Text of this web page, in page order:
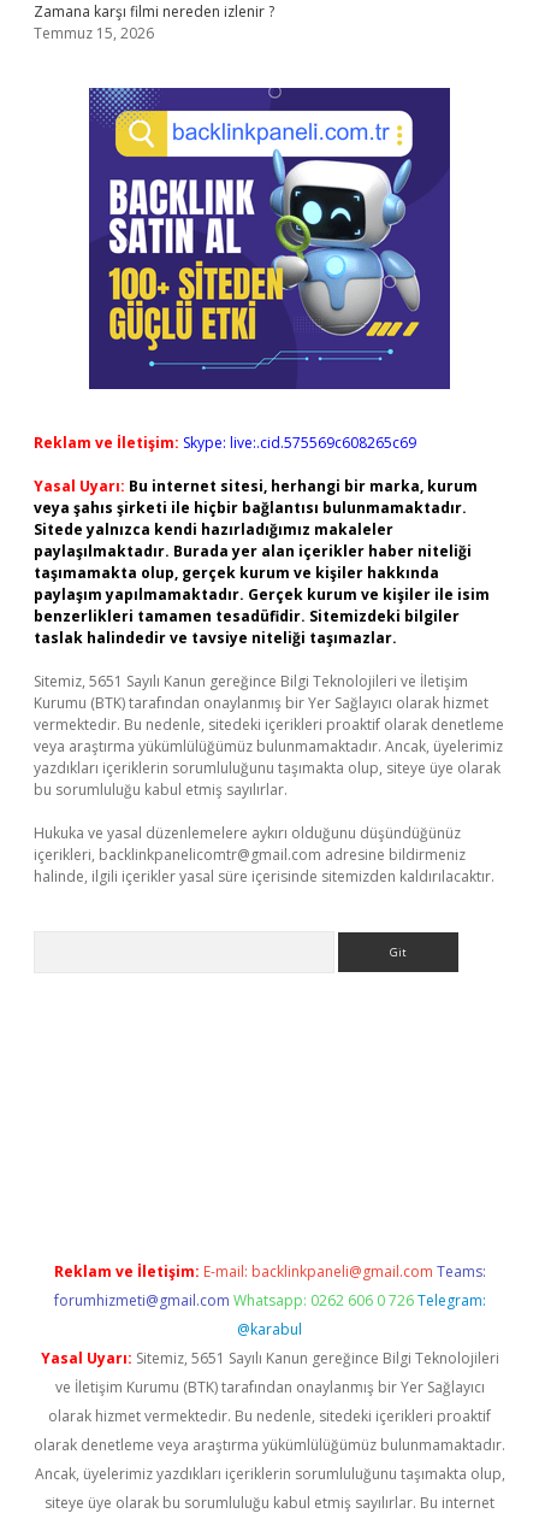
Zamana karşı filmi nereden izlenir ?
Temmuz 15, 2026
Reklam ve İletişim: Skype: live:.cid.575569c608265c69
Yasal Uyarı: Bu internet sitesi, herhangi bir marka, kurum
veya şahıs şirketi ile hiçbir bağlantısı bulunmamaktadır.
Sitede yalnızca kendi hazırladığımız makaleler
paylaşılmaktadır. Burada yer alan içerikler haber niteliği
taşımamakta olup, gerçek kurum ve kişiler hakkında
paylaşım yapılmamaktadır. Gerçek kurum ve kişiler ile isim
benzerlikleri tamamen tesadüfidir. Sitemizdeki bilgiler
taslak halindedir ve tavsiye niteliği taşımazlar.
Sitemiz, 5651 Sayılı Kanun gereğince Bilgi Teknolojileri ve İletişim
Kurumu (BTK) tarafından onaylanmış bir Yer Sağlayıcı olarak hizmet
vermektedir. Bu nedenle, sitedeki içerikleri proaktif olarak denetleme
veya araştırma yükümlülüğümüz bulunmamaktadır. Ancak, üyelerimiz
yazdıkları içeriklerin sorumluluğunu taşımakta olup, siteye üye olarak
bu sorumluluğu kabul etmiş sayılırlar.
Hukuka ve yasal düzenlemelere aykırı olduğunu düşündüğünüz
içerikleri, backlinkpanelicomtr@gmail.com adresine bildirmeniz
halinde, ilgili içerikler yasal süre içerisinde sitemizden kaldırılacaktır.
Reklam ve İletişim: E-mail: backlinkpaneli@gmail.com Teams:
forumhizmeti@gmail.com Whatsapp: 0262 606 0 726 Telegram:
@karabul
Yasal Uyarı: Sitemiz, 5651 Sayılı Kanun gereğince Bilgi Teknolojileri
ve İletişim Kurumu (BTK) tarafından onaylanmış bir Yer Sağlayıcı
olarak hizmet vermektedir. Bu nedenle, sitedeki içerikleri proaktif
olarak denetleme veya araştırma yükümlülüğümüz bulunmamaktadır.
Ancak, üyelerimiz yazdıkları içeriklerin sorumluluğunu taşımakta olup,
siteye üye olarak bu sorumluluğu kabul etmiş sayılırlar. Bu internet